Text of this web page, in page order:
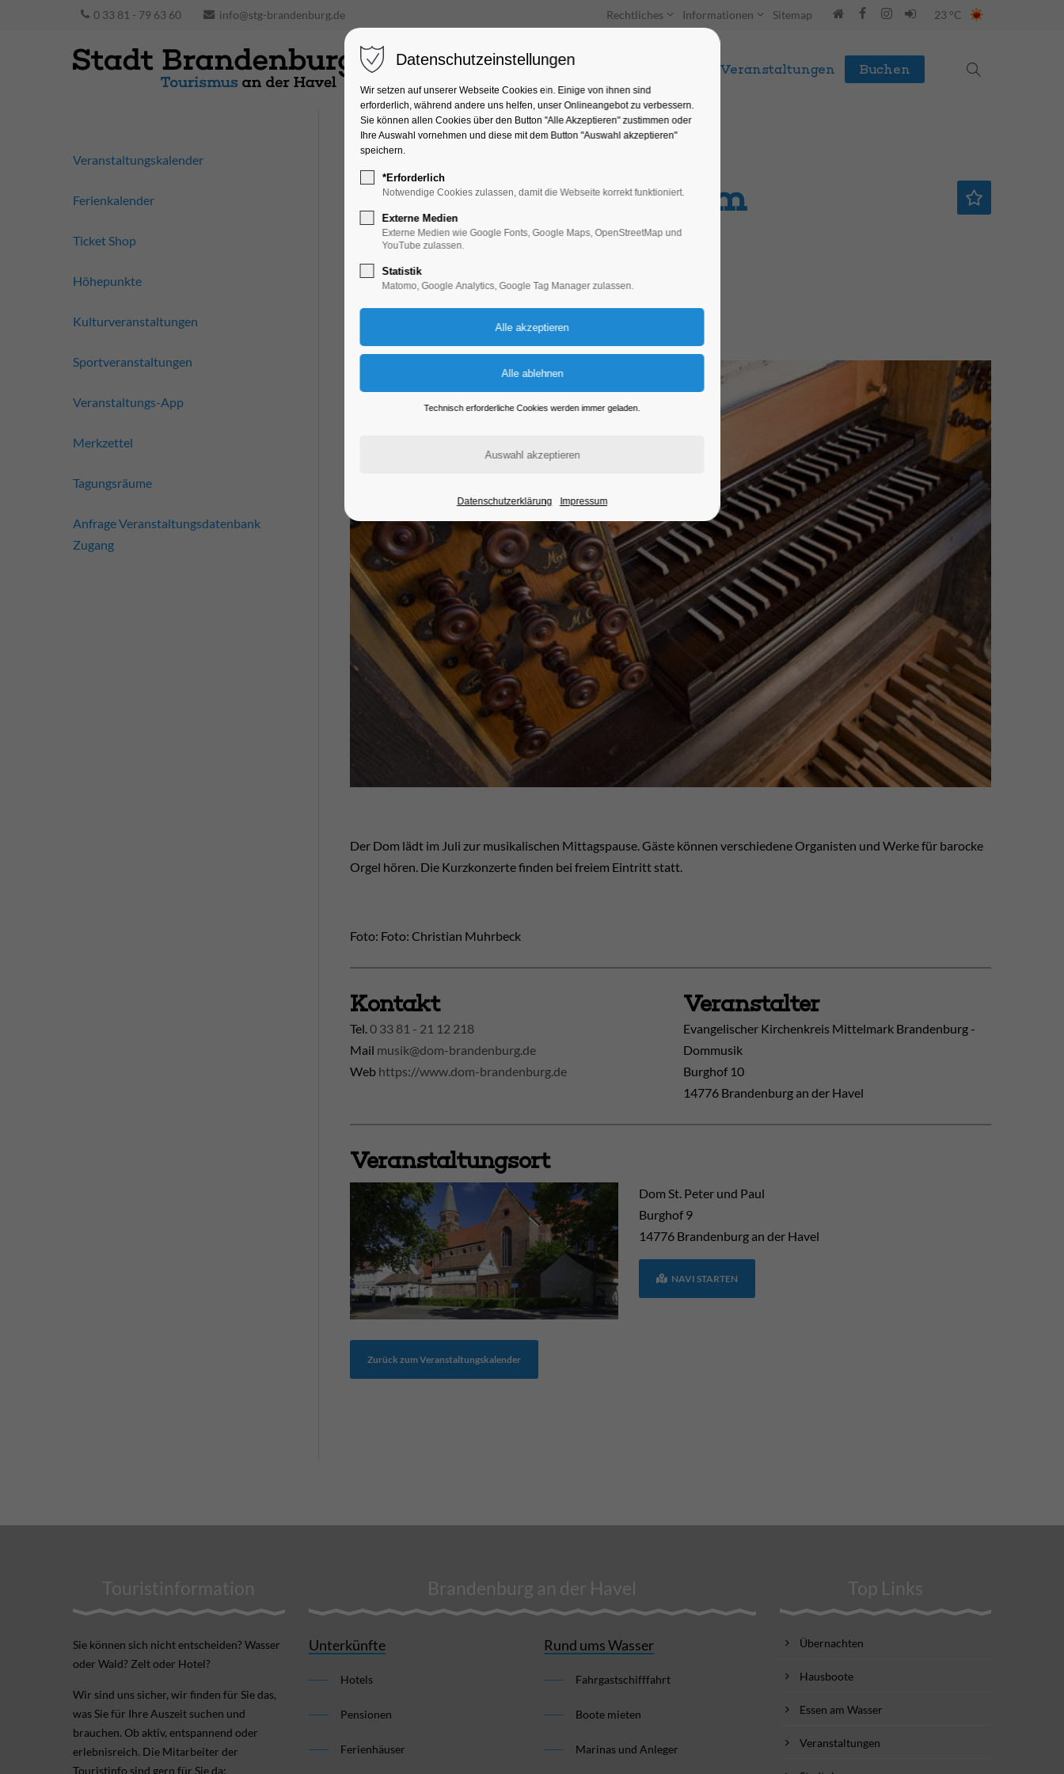
0 33 81 - 79 63 60 info@stg-brandenburg.de Rechtliches Informationen Sitemap 23 °C
Unterkünfte Entdecken & Erleben Veranstaltungen Buchen
Mittagsklang im Dom
Konzert, Musik
17.07.2026, 13:30
Der Dom lädt im Juli zur musikalischen Mittagspause. Gäste können verschiedene Organisten und Werke für barocke
Orgel hören. Die Kurzkonzerte finden bei freiem Eintritt statt.
Foto: Foto: Christian Muhrbeck
Kontakt
Tel.0 33 81 - 21 12 218
Mail musik@dom-brandenburg.de
Web https://www.dom-brandenburg.de
Veranstalter
Evangelischer Kirchenkreis Mittelmark Brandenburg -
Dommusik
Burghof 10
14776 Brandenburg an der Havel
Veranstaltungsort
Dom St. Peter und Paul
Burghof 9
14776 Brandenburg an der Havel
NAVI STARTEN
Zurück zum Veranstaltungskalender
Veranstaltungskalender
Ferienkalender
Ticket Shop
Höhepunkte
Kulturveranstaltungen
Sportveranstaltungen
Veranstaltungs-App
Merkzettel
Tagungsräume
Anfrage Veranstaltungsdatenbank
Zugang
Touristinformation
Sie können sich nicht ent­scheiden? Wasser
oder Wald? Zelt oder Hotel?
Wir sind uns sicher, wir finden für Sie das,
was Sie für Ihre Aus­zeit suchen und
brauchen. Ob aktiv, ent­spannend oder
erlebnis­reich. Die Mitarbeiter der
Touristinfo sind gern für Sie da:
Brandenburg an der Havel
Unterkünfte
Hotels
Pensionen
Ferienhäuser
Rund ums Wasser
Fahrgastschifffahrt
Boote mieten
Marinas und Anleger
Top Links
Übernachten
Hausboote
Essen am Wasser
Veranstaltungen
Datenschutzeinstellungen
Wir setzen auf unserer Webseite Cookies ein. Einige von ihnen sind
erforderlich, während andere uns helfen, unser Onlineangebot zu verbessern.
Sie können allen Cookies über den Button "Alle Akzeptieren" zustimmen oder
Ihre Auswahl vornehmen und diese mit dem Button "Auswahl akzeptieren"
speichern.
*Erforderlich
Notwendige Cookies zulassen, damit die Webseite korrekt funktioniert.
Externe Medien
Externe Medien wie Google Fonts, Google Maps, OpenStreetMap und
YouTube zulassen.
Statistik
Matomo, Google Analytics, Google Tag Manager zulassen.
Technisch erforderliche Cookies werden immer geladen.
Datenschutzerklärung Impressum